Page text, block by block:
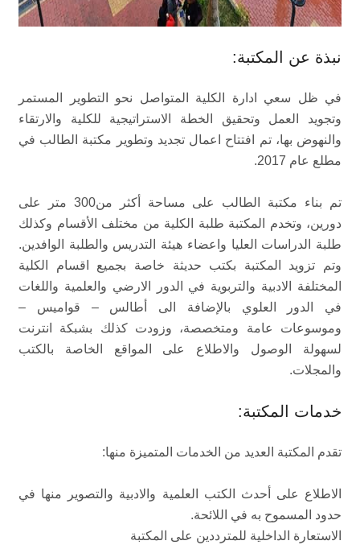
نبذة عن المكتبة:
في ظل سعي ادارة الكلية المتواصل نحو التطوير المستمر
وتجويد العمل وتحقيق الخطة الاستراتيجية للكلية والارتقاء
والنهوض بها، تم افتتاح اعمال تجديد وتطوير مكتبة الطالب في
مطلع عام 2017.
تم بناء مكتبة الطالب على مساحة أكثر من300 متر على
دورين، وتخدم المكتبة طلبة الكلية من مختلف الأقسام وكذلك
طلبة الدراسات العليا واعضاء هيئة التدريس والطلبة الوافدين.
وتم تزويد المكتبة بكتب حديثة خاصة بجميع اقسام الكلية
المختلفة الادبية والتربوية في الدور الارضي والعلمية واللغات
في الدور العلوي بالإضافة الى أطالس – قواميس –
وموسوعات عامة ومتخصصة، وزودت كذلك بشبكة انترنت
لسهولة الوصول والاطلاع على المواقع الخاصة بالكتب
والمجلات.
خدمات المكتبة:
تقدم المكتبة العديد من الخدمات المتميزة منها:
الاطلاع على أحدث الكتب العلمية والادبية والتصوير منها في
حدود المسموح به في اللائحة.
الاستعارة الداخلية للمترددين على المكتبة